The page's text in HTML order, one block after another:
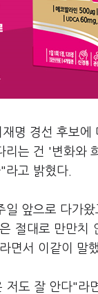
명 경선 후보에
는 건 '변화와
고 밝혔다.
앞으로 다가
절대로 만만치
면서 이같이 말
도 잘 안다"라